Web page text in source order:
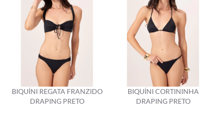
BIQUÍNI REGATA FRANZIDO
DRAPING PRETO
BIQUÍNI CORTININHA
DRAPING PRETO